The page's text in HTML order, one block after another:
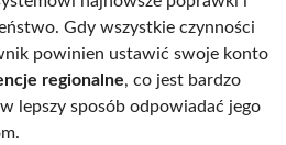
Gdy wszystkie czynności
powinien ustawić swoje konto
regionalne, co jest bardzo
lepszy sposób odpowiadać jego